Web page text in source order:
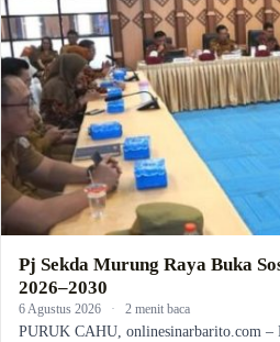
Pj Sekda Murung Raya Buka
2026–2030
6 Agustus 2026 · 2 menit baca
PURUK CAHU, onlinesinarbarito.com –